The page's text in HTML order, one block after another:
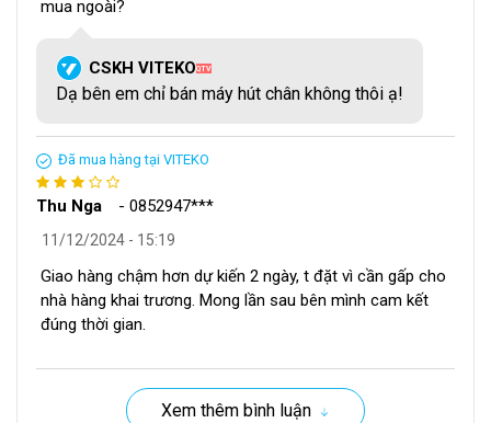
mua ngoài?
CSKH VITEKOQTV
Dạ bên em chỉ bán máy hút chân không thôi ạ!
Thu Nga - 0852947***
Đã mua hàng tại VITEKO
11/12/2024 - 15:19
Giao hàng chậm hơn dự kiến 2 ngày, t đặt vì cần gấp cho
nhà hàng khai trương. Mong lần sau bên mình cam kết
đúng thời gian.
Xem thêm bình luận